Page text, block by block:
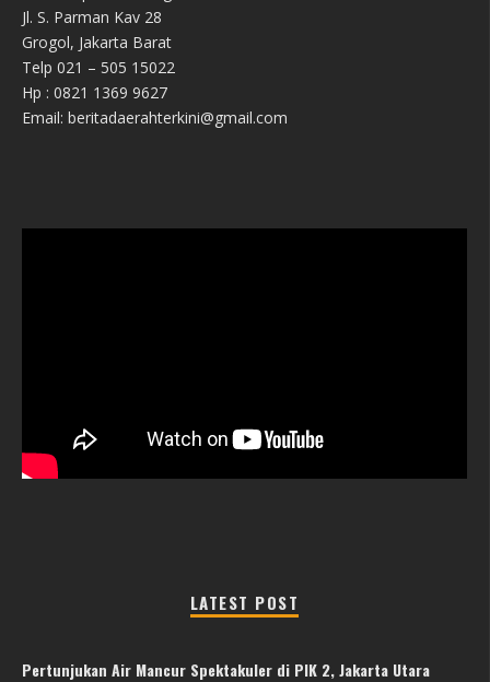
Jl. S. Parman Kav 28
Grogol, Jakarta Barat
Telp 021 – 505 15022
Hp : 0821 1369 9627
Email: beritadaerahterkini@gmail.com
LATEST POST
Pertunjukan Air Mancur Spektakuler di PIK 2, Jakarta Utara